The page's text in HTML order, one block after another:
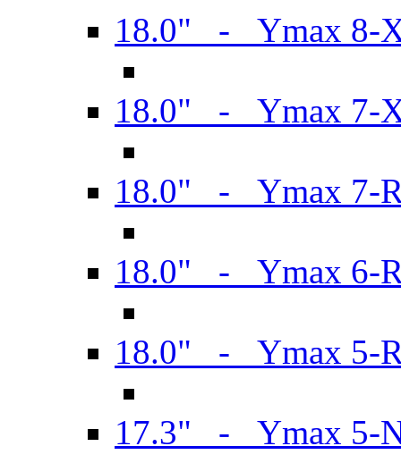
18.0" - Ymax 8-
18.0" - Ymax 7-
18.0" - Ymax 7-
18.0" - Ymax 6-
18.0" - Ymax 5-
17.3" - Ymax 5-